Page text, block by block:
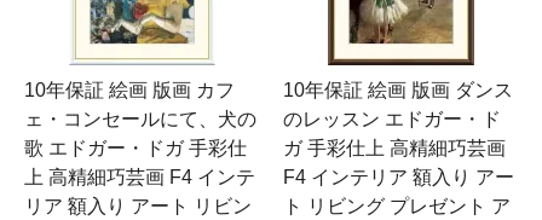
10年保証 絵画 版画 カフ
ェ・コンセールにて、犬の
歌 エドガー・ドガ 手彩仕
上 高精細巧芸画 F4 インテ
リア 額入り アート リビン
10年保証 絵画 版画 ダンス
のレッスン エドガー・ド
ガ 手彩仕上 高精細巧芸画
F4 インテリア 額入り アー
ト リビング プレゼント ア